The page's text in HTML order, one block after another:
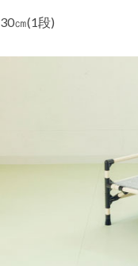
30㎝(1段)